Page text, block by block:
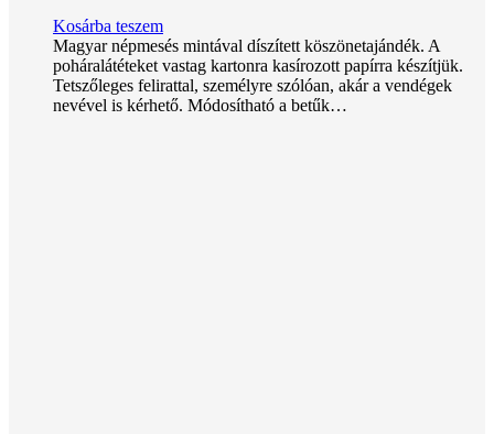
Kosárba teszem
Magyar népmesés mintával díszített köszönetajándék. A
poháralátéteket vastag kartonra kasírozott papírra készítjük.
Tetszőleges felirattal, személyre szólóan, akár a vendégek
nevével is kérhető. Módosítható a betűk…